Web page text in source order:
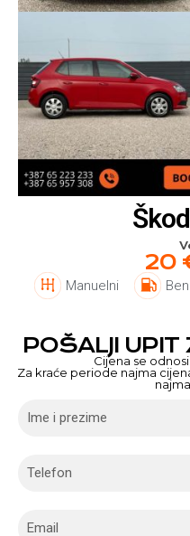
20
Manuelni
POŠALJI UPIT
Cijena se
Za kraće periode najma